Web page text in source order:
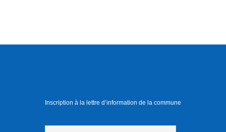
Inscription à la lettre d’information de la commune